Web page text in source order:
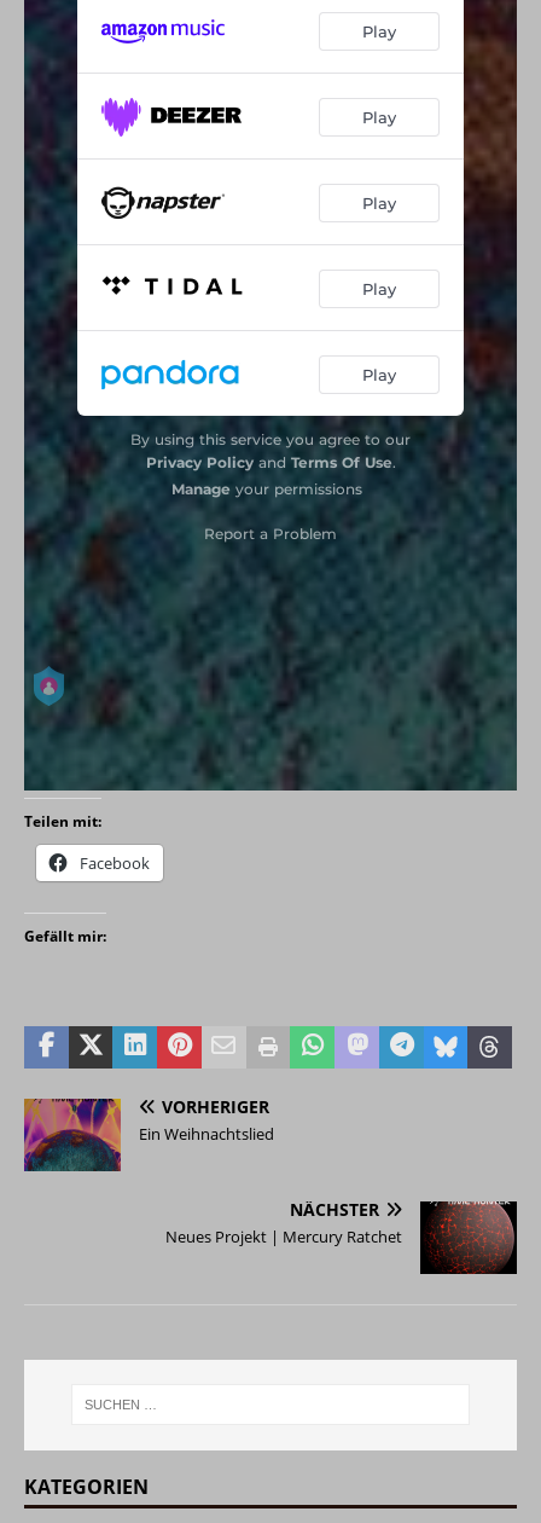
Teilen mit:
Facebook
Gefällt mir:
VORHERIGER
Ein Weihnachtslied
NÄCHSTER
Neues Projekt | Mercury Ratchet
KATEGORIEN